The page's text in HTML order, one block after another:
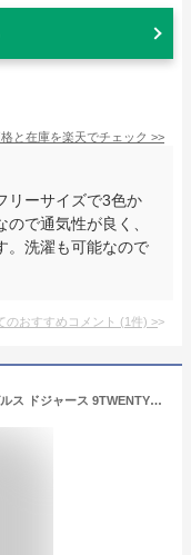
と在庫を楽天でチェック >>
リーサイズで3色か
で通気性が良く、
。洗濯も可能なので
のおすすめコメント (1件) >
ニューエラ NEW ERA キャップ ロサンゼルス ドジャース 9TWENTY (ロイヤル/ブルー/グレー/ホワイト/MLB/LOS ANGELES/DODGERS/メンズ/レディース/ユニセックス/LA/メジャーリーグ/帽子/ローキャップ/ダッドハット/LA）